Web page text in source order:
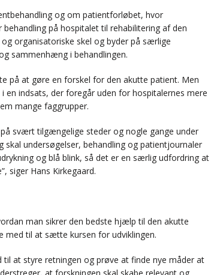
og om patientforløbet, hvor
på hospitalet til rehabilitering af den
organisatoriske skel og byder på særlige
sammenhæng i behandlingen.
på at gøre en forskel for den akutte patient. Men
indsats, der foregår uden for hospitalernes mere
mange faggrupper.
svært tilgængelige steder og nogle gange under
undersøgelser, behandling og patientjournaler
og blå blink, så det er en særlig udfordring at
siger Hans Kirkegaard.
man sikrer den bedste hjælp til den akutte
med til at sætte kursen for udviklingen.
at styre retningen og prøve at finde nye måder at